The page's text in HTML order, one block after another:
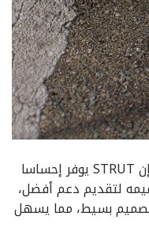
إذا كنت تفضل شيئا أكثر هيكلية، فإن STRUT يوفر إحساسا
لتقديم دعم أفضل،
بسيط، مما يسهل